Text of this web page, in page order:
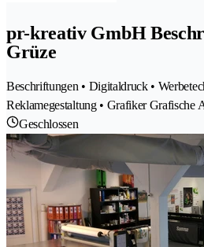
pr-kreativ GmbH
Grüze
Beschriftungen • Digitaldruck •
Reklamegestaltung • Grafiker Grafische
Geschlossen